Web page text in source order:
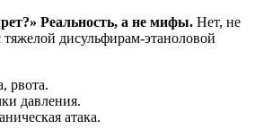
Реальность, а не мифы. Нет, не
тяжелой дисульфирам-этаноловой
рвота.
давления.
атака.